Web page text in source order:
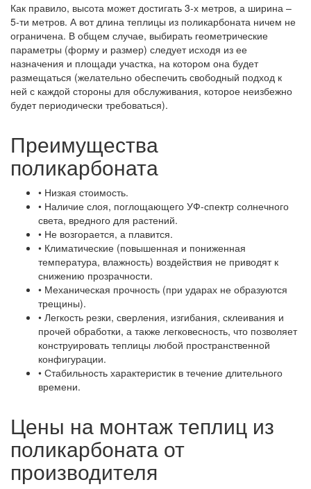
Как правило, высота может достигать 3-х метров, а ширина –
5-ти метров. А вот длина теплицы из поликарбоната ничем не
ограничена. В общем случае, выбирать геометрические
параметры (форму и размер) следует исходя из ее
назначения и площади участка, на котором она будет
размещаться (желательно обеспечить свободный подход к
ней с каждой стороны для обслуживания, которое неизбежно
будет периодически требоваться).
Преимущества
поликарбоната
• Низкая стоимость.
• Наличие слоя, поглощающего УФ-спектр солнечного
света, вредного для растений.
• Не возгорается, а плавится.
• Климатические (повышенная и пониженная
температура, влажность) воздействия не приводят к
снижению прозрачности.
• Механическая прочность (при ударах не образуются
трещины).
• Легкость резки, сверления, изгибания, склеивания и
прочей обработки, а также легковесность, что позволяет
конструировать теплицы любой пространственной
конфигурации.
• Стабильность характеристик в течение длительного
времени.
Цены на монтаж теплиц из
поликарбоната от
производителя